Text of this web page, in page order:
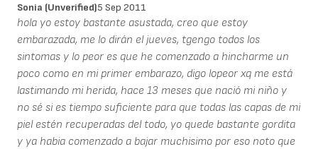
Sonia (unverified)5 Sep 2011
hola yo estoy bastante asustada, creo que estoy
embarazada, me lo dirán el jueves, tgengo todos los
sintomas y lo peor es que he comenzado a hincharme un
poco como en mi primer embarazo, digo lopeor xq me está
lastimando mi herida, hace 13 meses que nació mi niño y
no sé si es tiempo suficiente para que todas las capas de mi
piel estén recuperadas del todo, yo quede bastante gordita
y ya habia comenzado a bajar muchisimo por eso noto que